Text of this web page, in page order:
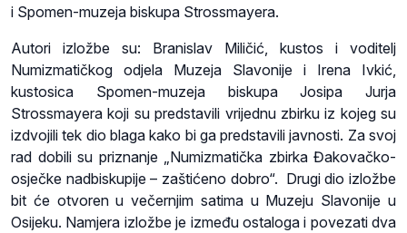
i Spomen-muzeja biskupa Strossmayera.
Autori izložbe su: Branislav Miličić, kustos i voditelj
Numizmatičkog odjela Muzeja Slavonije i Irena Ivkić,
kustosica Spomen-muzeja biskupa Josipa Jurja
Strossmayera koji su predstavili vrijednu zbirku iz kojeg su
izdvojili tek dio blaga kako bi ga predstavili javnosti. Za svoj
rad dobili su priznanje „Numizmatička zbirka Đakovačko-
osječke nadbiskupije – zaštićeno dobro“. Drugi dio izložbe
bit će otvoren u večernjim satima u Muzeju Slavonije u
Osijeku. Namjera izložbe je između ostaloga i povezati dva